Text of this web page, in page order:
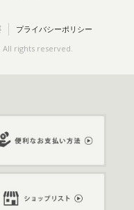
プライバシーポリシー
rights reserved.